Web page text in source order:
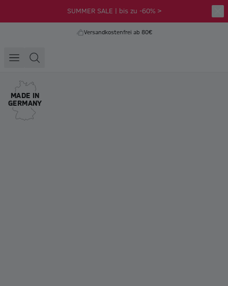
SUMMER SALE | bis zu -60% >
Versandkostenfrei ab 80€
MADE IN
GERMANY